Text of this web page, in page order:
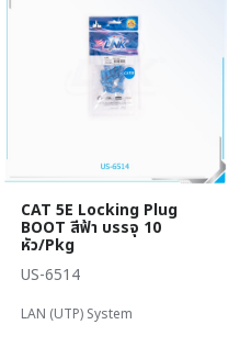
CAT 5E Locking Plug
BOOT สีฟ้า บรรจุ 10
หัว/Pkg
US-6514
LAN (UTP) System